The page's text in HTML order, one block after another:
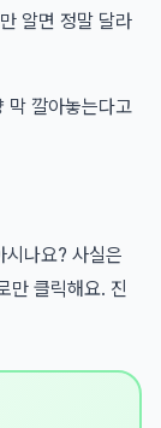
알면 정말 달라
막 깔아놓는다고
시나요? 사실은
만 클릭해요. 진